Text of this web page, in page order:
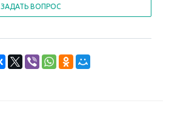
ЗАДАТЬ ВОПРОС